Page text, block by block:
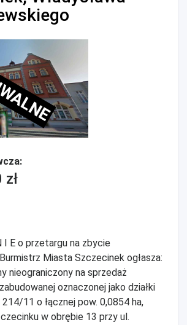
I E o przetargu na zbycie
Miasta Szczecinek ogłasza:
nieograniczony na sprzedaż
oznaczonej jako działki
11 o łącznej pow. 0,0854 ha,
w obrębie 13 przy ul.